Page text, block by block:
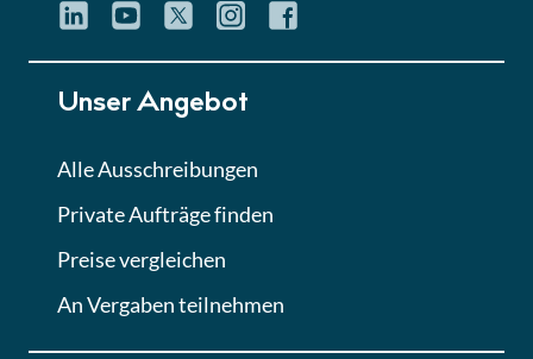
Unser Angebot
Alle Ausschreibungen
Private Aufträge finden
Preise vergleichen
An Vergaben teilnehmen